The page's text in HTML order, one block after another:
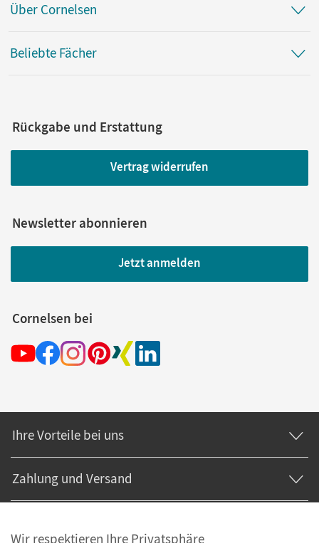
Über Cornelsen
Beliebte Fächer
Rückgabe und Erstattung
Vertrag widerrufen
Newsletter abonnieren
Jetzt anmelden
Cornelsen bei
Ihre Vorteile bei uns
Zahlung und Versand
Wir respektieren Ihre Privatsphäre